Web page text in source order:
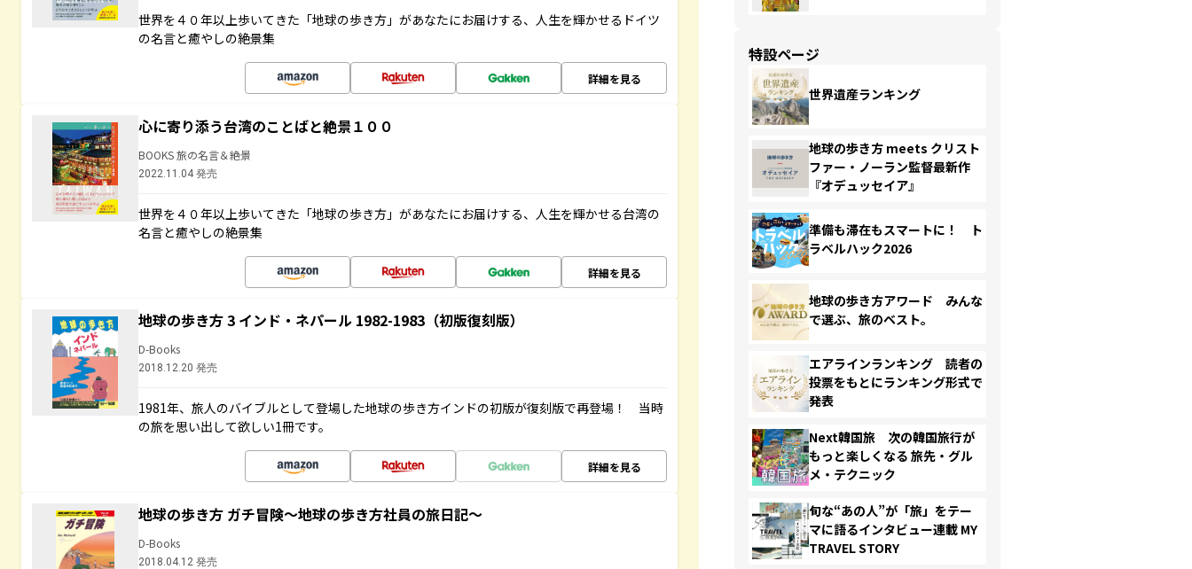
世界を４０年以上歩いてきた「地球の歩き方」があなたにお届けする、人生を輝かせるドイツ
の名言と癒やしの絶景集
詳細を見る
心に寄り添う台湾のことばと絶景１００
BOOKS 旅の名言＆絶景
2022.11.04 発売
世界を４０年以上歩いてきた「地球の歩き方」があなたにお届けする、人生を輝かせる台湾の
名言と癒やしの絶景集
詳細を見る
地球の歩き方 3 インド・ネパール 1982-1983（初版復刻版）
D-Books
2018.12.20 発売
1981年、旅人のバイブルとして登場した地球の歩き方インドの初版が復刻版で再登場！ 当時
の旅を思い出して欲しい1冊です。
詳細を見る
地球の歩き方 ガチ冒険～地球の歩き方社員の旅日記～
D-Books
2018.04.12 発売
特設ページ
世界遺産ランキング
地球の歩き方 meets クリスト
ファー・ノーラン監督最新作
『オデュッセイア』
準備も滞在もスマートに！ ト
ラベルハック2026
地球の歩き方アワード みんな
で選ぶ、旅のベスト。
エアラインランキング 読者の
投票をもとにランキング形式で
発表
Next韓国旅 次の韓国旅行が
もっと楽しくなる 旅先・グル
メ・テクニック
旬な“あの人”が「旅」をテー
マに語るインタビュー連載 MY
TRAVEL STORY